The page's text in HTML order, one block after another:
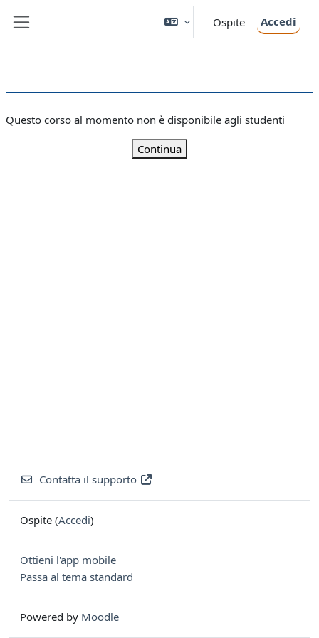
Ospite Accedi
Questo corso al momento non è disponibile agli studenti
Continua
Contatta il supporto
Ospite (Accedi)
Ottieni l'app mobile
Passa al tema standard
Powered by Moodle